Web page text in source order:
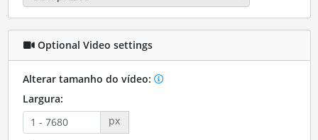
Optional Video settings
Alterar tamanho do vídeo:
Largura:
px